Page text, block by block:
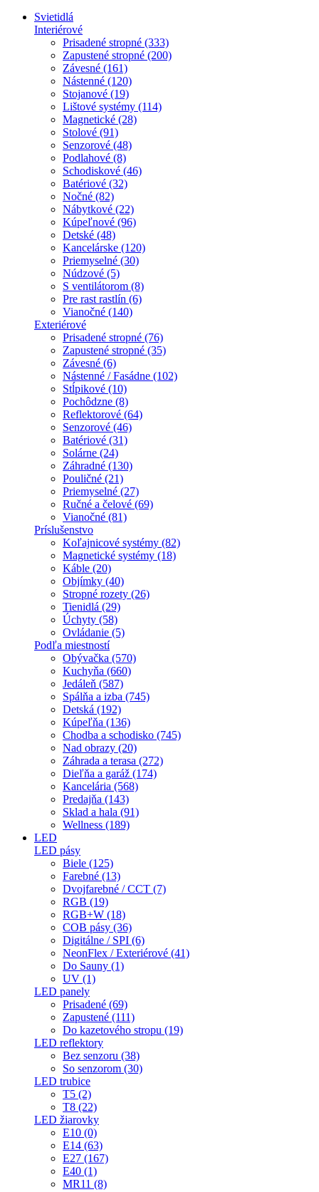
Svietidlá
Interiérové
Prisadené stropné (333)
Zapustené stropné (200)
Závesné (161)
Nástenné (120)
Stojanové (19)
Lištové systémy (114)
Magnetické (28)
Stolové (91)
Senzorové (48)
Podlahové (8)
Schodiskové (46)
Batériové (32)
Nočné (82)
Nábytkové (22)
Kúpeľnové (96)
Detské (48)
Kancelárske (120)
Priemyselné (30)
Núdzové (5)
S ventilátorom (8)
Pre rast rastlín (6)
Vianočné (140)
Exteriérové
Prisadené stropné (76)
Zapustené stropné (35)
Závesné (6)
Nástenné / Fasádne (102)
Stĺpikové (10)
Pochôdzne (8)
Reflektorové (64)
Senzorové (46)
Batériové (31)
Solárne (24)
Záhradné (130)
Pouličné (21)
Priemyselné (27)
Ručné a čelové (69)
Vianočné (81)
Príslušenstvo
Koľajnicové systémy (82)
Magnetické systémy (18)
Káble (20)
Objímky (40)
Stropné rozety (26)
Tienidlá (29)
Úchyty (58)
Ovládanie (5)
Podľa miestností
Obývačka (570)
Kuchyňa (660)
Jedáleň (587)
Spálňa a izba (745)
Detská (192)
Kúpeľňa (136)
Chodba a schodisko (745)
Nad obrazy (20)
Záhrada a terasa (272)
Dieľňa a garáž (174)
Kancelária (568)
Predajňa (143)
Sklad a hala (91)
Wellness (189)
LED
LED pásy
Biele (125)
Farebné (13)
Dvojfarebné / CCT (7)
RGB (19)
RGB+W (18)
COB pásy (36)
Digitálne / SPI (6)
NeonFlex / Exteriérové (41)
Do Sauny (1)
UV (1)
LED panely
Prisadené (69)
Zapustené (111)
Do kazetového stropu (19)
LED reflektory
Bez senzoru (38)
So senzorom (30)
LED trubice
T5 (2)
T8 (22)
LED žiarovky
E10 (0)
E14 (63)
E27 (167)
E40 (1)
MR11 (8)